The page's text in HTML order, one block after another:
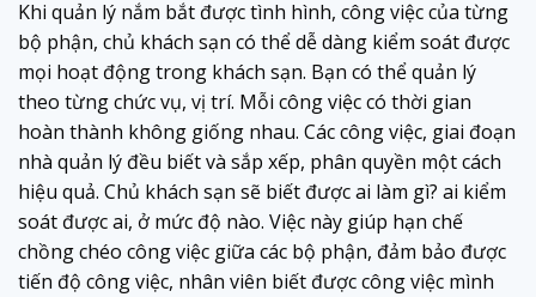
Khi quản lý nắm bắt được tình hình, công việc của từng
bộ phận, chủ khách sạn có thể dễ dàng kiểm soát được
mọi hoạt động trong khách sạn. Bạn có thể quản lý
theo từng chức vụ, vị trí. Mỗi công việc có thời gian
hoàn thành không giống nhau. Các công việc, giai đoạn
nhà quản lý đều biết và sắp xếp, phân quyền một cách
hiệu quả. Chủ khách sạn sẽ biết được ai làm gì? ai kiểm
soát được ai, ở mức độ nào. Việc này giúp hạn chế
chồng chéo công việc giữa các bộ phận, đảm bảo được
tiến độ công việc, nhân viên biết được công việc mình